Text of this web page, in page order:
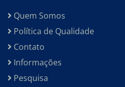
Quem Somos
Política de Qualidade
Contato
Informações
Pesquisa